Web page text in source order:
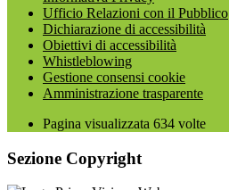
Ufficio Relazioni con il Pubblico
Dichiarazione di accessibilità
Obiettivi di accessibilità
Whistleblowing
Gestione consensi cookie
Amministrazione trasparente
Pagina visualizzata 634 volte
Sezione Copyright